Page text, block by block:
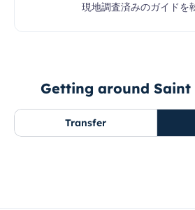
現地調査済みのガイドを
Getting around Saint
Transfer